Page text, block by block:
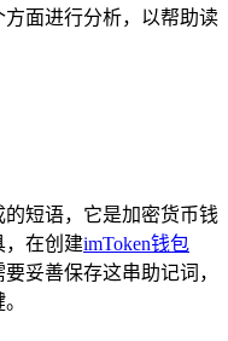
面进行分析，以帮助读
短语，它是加密货币钱
，在创建imToken钱包
妥善保存这串助记词，